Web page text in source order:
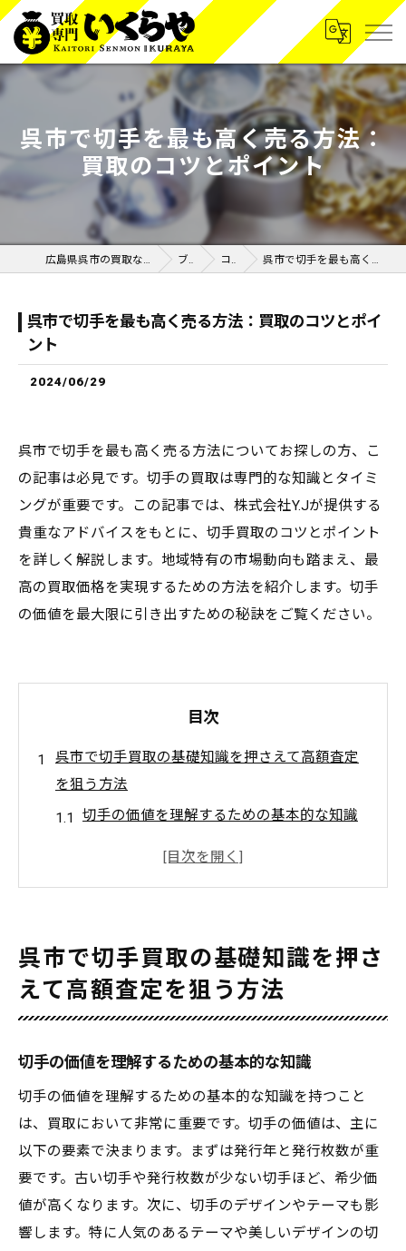
呉市で切手を最も高く売る方法：
買取のコツとポイント
広島県呉市の買取なら買取専門いくらや呉広店 ブログ コラム 呉市で切手を最も高く売る方法：買取のコツとポイント
呉市で切手を最も高く売る方法：買取のコツとポイ
ント
2024/06/29
呉市で切手を最も高く売る方法についてお探しの方、こ
の記事は必見です。切手の買取は専門的な知識とタイミ
ングが重要です。この記事では、株式会社Y.Jが提供する
貴重なアドバイスをもとに、切手買取のコツとポイント
を詳しく解説します。地域特有の市場動向も踏まえ、最
高の買取価格を実現するための方法を紹介します。切手
の価値を最大限に引き出すための秘訣をご覧ください。
目次
呉市で切手買取の基礎知識を押さえて高額査定
を狙う方法
切手の価値を理解するための基本的な知識
人気の高い切手の特徴とその理由
切手の真贋を見分ける方法と注意点
呉市の切手買取専門業者の選び方
市の市場動向
呉市の切手市場の現在のトレンド
季節や時期による切手買取価格の変動
呉市内での切手オークションの影響
地域特有の切手需要の変化
市場動向を把握するための情報源
呉市の切手市場に影響を与える外部要因
呉市で切手買取の基礎知識を押さ
えて高額査定を狙う方法
切手の価値を理解するための基本的な知識
切手の価値を理解するための基本的な知識を持つこと
は、買取において非常に重要です。切手の価値は、主に
以下の要素で決まります。まずは発行年と発行枚数が重
要です。古い切手や発行枚数が少ない切手ほど、希少価
値が高くなります。次に、切手のデザインやテーマも影
響します。特に人気のあるテーマや美しいデザインの切